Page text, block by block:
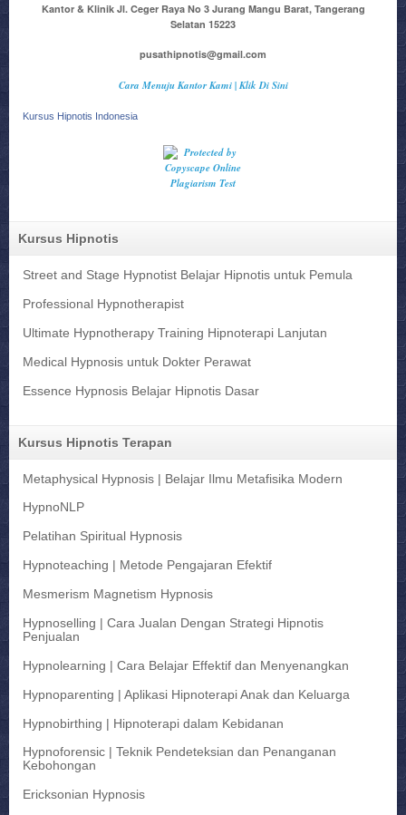
Kantor & Klinik Jl. Ceger Raya No 3 Jurang Mangu Barat, Tangerang
Selatan 15223
pusathipnotis@gmail.com
Cara Menuju Kantor Kami | Klik Di Sini
Kursus Hipnotis Indonesia
Kursus Hipnotis
Street and Stage Hypnotist Belajar Hipnotis untuk Pemula
Professional Hypnotherapist
Ultimate Hypnotherapy Training Hipnoterapi Lanjutan
Medical Hypnosis untuk Dokter Perawat
Essence Hypnosis Belajar Hipnotis Dasar
Kursus Hipnotis Terapan
Metaphysical Hypnosis | Belajar Ilmu Metafisika Modern
HypnoNLP
Pelatihan Spiritual Hypnosis
Hypnoteaching | Metode Pengajaran Efektif
Mesmerism Magnetism Hypnosis
Hypnoselling | Cara Jualan Dengan Strategi Hipnotis
Penjualan
Hypnolearning | Cara Belajar Effektif dan Menyenangkan
Hypnoparenting | Aplikasi Hipnoterapi Anak dan Keluarga
Hypnobirthing | Hipnoterapi dalam Kebidanan
Hypnoforensic | Teknik Pendeteksian dan Penanganan
Kebohongan
Ericksonian Hypnosis